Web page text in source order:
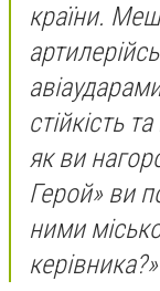
країни.
стійкість
як ви
Герой» ви
ними
керівника?»